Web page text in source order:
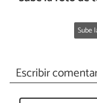
Sube
Escribir